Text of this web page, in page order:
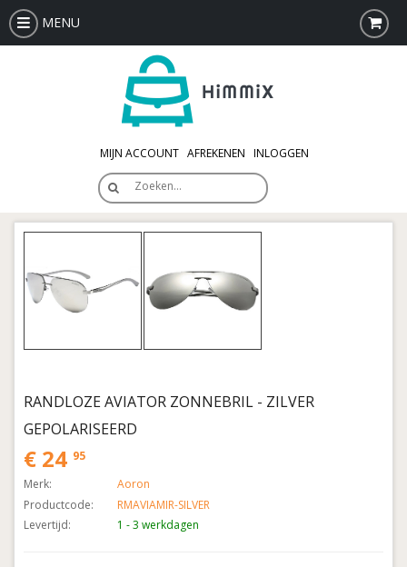
MENU
MIJN ACCOUNT AFREKENEN INLOGGEN
Zoeken…
RANDLOZE AVIATOR ZONNEBRIL - ZILVER
GEPOLARISEERD
€ 24 95
Merk:
Aoron
Productcode:
RMAVIAMIR-SILVER
Levertijd:
1 - 3 werkdagen